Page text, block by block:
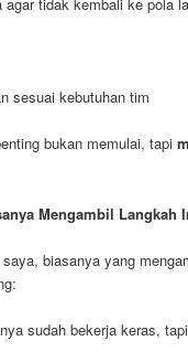
sesuai kebutuhan tim
bukan memulai, tapi
Mengambil Langkah
biasanya yang
sudah bekerja keras,